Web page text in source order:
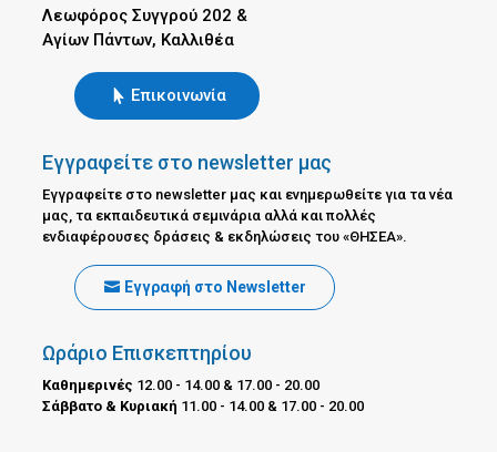
Λεωφόρος Συγγρού 202 &
Αγίων Πάντων, Καλλιθέα
Επικοινωνία
Εγγραφείτε στο newsletter μας
Εγγραφείτε στο newsletter μας και ενημερωθείτε για τα νέα
μας, τα εκπαιδευτικά σεμινάρια αλλά και πολλές
ενδιαφέρουσες δράσεις & εκδηλώσεις του «ΘΗΣΕΑ».
Εγγραφή στο Newsletter
Ωράριο Επισκεπτηρίου
Καθημερινές 12.00 - 14.00 & 17.00 - 20.00
Σάββατο & Κυριακή 11.00 - 14.00 & 17.00 - 20.00